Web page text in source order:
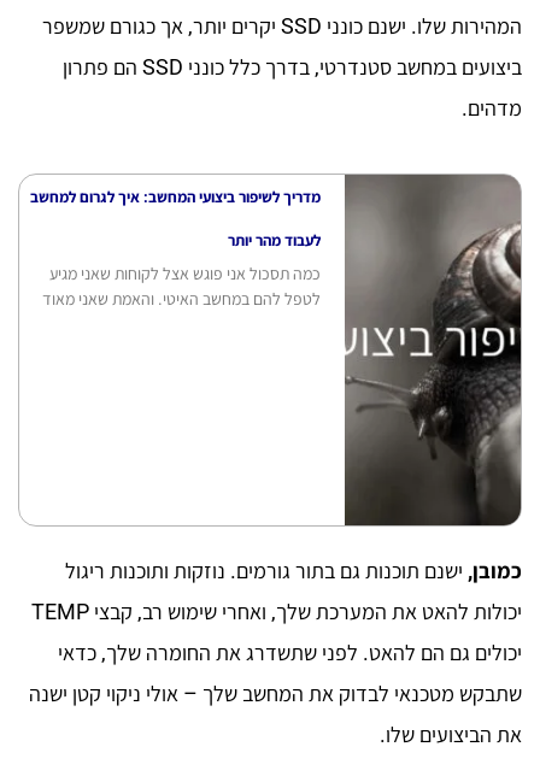
המהירות שלו. ישנם כונני SSD יקרים יותר, אך כגורם שמשפר
ביצועים במחשב סטנדרטי, בדרך כלל כונני SSD הם פתרון
מדהים.
מדריך לשיפור ביצועי המחשב: איך לגרום למחשב
לעבוד מהר יותר
כמה תסכול אני פוגש אצל לקוחות שאני מגיע
לטפל להם במחשב האיטי. והאמת שאני מאוד
כמובן, ישנם תוכנות גם בתור גורמים. נוזקות ותוכנות ריגול
יכולות להאט את המערכת שלך, ואחרי שימוש רב, קבצי TEMP
יכולים גם הם להאט. לפני שתשדרג את החומרה שלך, כדאי
שתבקש מטכנאי לבדוק את המחשב שלך – אולי ניקוי קטן ישנה
את הביצועים שלו.